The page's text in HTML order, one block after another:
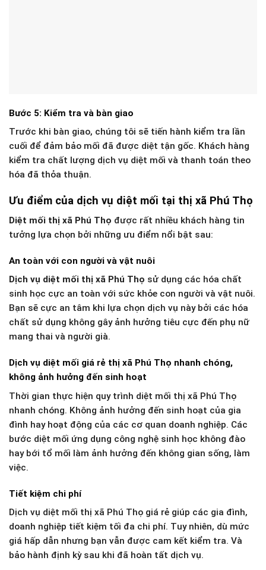
Bước 5: Kiểm tra và bàn giao
Trước khi bàn giao, chúng tôi sẽ tiến hành kiểm tra lần
cuối để đảm bảo mối đã được diệt tận gốc. Khách hàng
kiểm tra chất lượng dịch vụ diệt mối và thanh toán theo
hóa đã thỏa thuận.
Ưu điểm của dịch vụ diệt mối tại thị xã Phú Thọ
Diệt mối thị xã Phú Thọ được rất nhiều khách hàng tin
tưởng lựa chọn bởi những ưu điểm nổi bật sau:
An toàn với con người và vật nuôi
Dịch vụ diệt mối thị xã Phú Thọ sử dụng các hóa chất
sinh học cực an toàn với sức khỏe con người và vật nuôi.
Bạn sẽ cực an tâm khi lựa chọn dịch vụ này bởi các hóa
chất sử dụng không gây ảnh hưởng tiêu cực đến phụ nữ
mang thai và người già.
Dịch vụ diệt mối giá rẻ thị xã Phú Thọ nhanh chóng,
không ảnh hưởng đến sinh hoạt
Thời gian thực hiện quy trình diệt mối thị xã Phú Thọ
nhanh chóng. Không ảnh hưởng đến sinh hoạt của gia
đình hay hoạt động của các cơ quan doanh nghiệp. Các
bước diệt mối ứng dụng công nghệ sinh học không đào
hay bới tổ mối làm ảnh hưởng đến không gian sống, làm
việc.
Tiết kiệm chi phí
Dịch vụ diệt mối thị xã Phú Thọ giá rẻ giúp các gia đình,
doanh nghiệp tiết kiệm tối đa chi phí. Tuy nhiên, dù mức
giá hấp dẫn nhưng bạn vẫn được cam kết kiểm tra. Và
bảo hành định kỳ sau khi đã hoàn tất dịch vụ.